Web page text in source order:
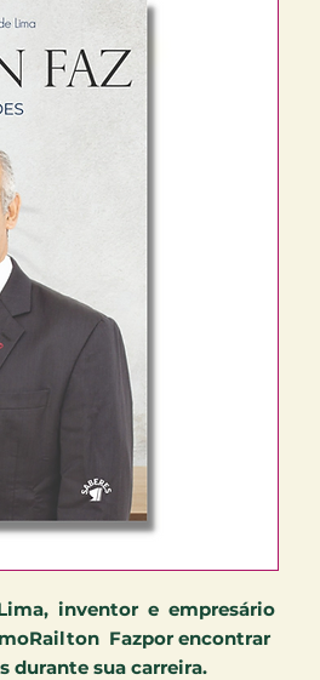
inventor e empresário
Fazpor encontrar
durante sua carreira.